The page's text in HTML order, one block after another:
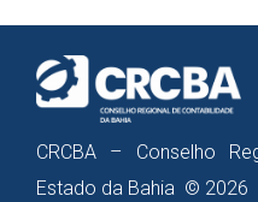
CRCBA – Conselho
Estado da Bahia © 2026